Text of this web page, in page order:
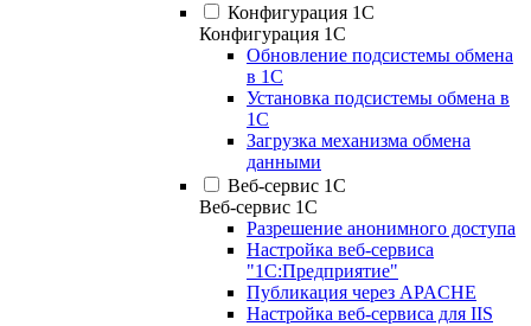
Конфигурация 1С
Конфигурация 1С
Обновление подсистемы обмена
в 1С
Установка подсистемы обмена в
1С
Загрузка механизма обмена
данными
Веб-сервис 1С
Веб-сервис 1С
Разрешение анонимного доступа
Настройка веб-сервиса
"1С:Предприятие"
Публикация через APACHE
Настройка веб-сервиса для IIS